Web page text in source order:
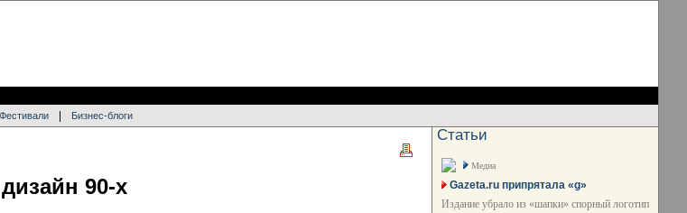
Фестивали Бизнес-блоги
90-х
Статьи
Медиа
Gazeta.ru припрятала «g»
Издание убрало из «шапки» спорный логотип